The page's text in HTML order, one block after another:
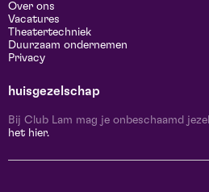
Over ons
Vacatures
Theatertechniek
Duurzaam ondernemen
Privacy
huisgezelschap
Bij Club Lam mag je onbeschaamd
het hier.